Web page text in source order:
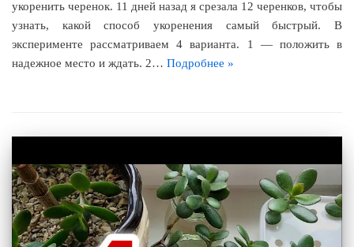
укоренить черенок. 11 дней назад я срезала 12 черенков, чтобы
узнать, какой способ укоренения самый быстрый. В
эксперименте рассматриваем 4 варианта. 1 — положить в
надежное место и ждать. 2… Подробнее »